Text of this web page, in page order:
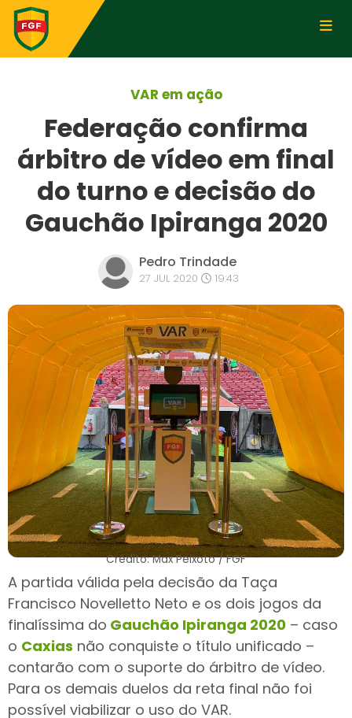
VAR em ação
Federação confirma
árbitro de vídeo em final
do turno e decisão do
Gauchão Ipiranga 2020
Pedro Trindade
27 JUL 2020 19:43
Crédito: Max Peixoto / FGF
A partida válida pela decisão da Taça
Francisco Novelletto Neto e os dois jogos da
finalíssima do Gauchão Ipiranga 2020 – caso
o Caxias não conquiste o título unificado –
contarão com o suporte do árbitro de vídeo.
Para os demais duelos da reta final não foi
possível viabilizar o uso do VAR.